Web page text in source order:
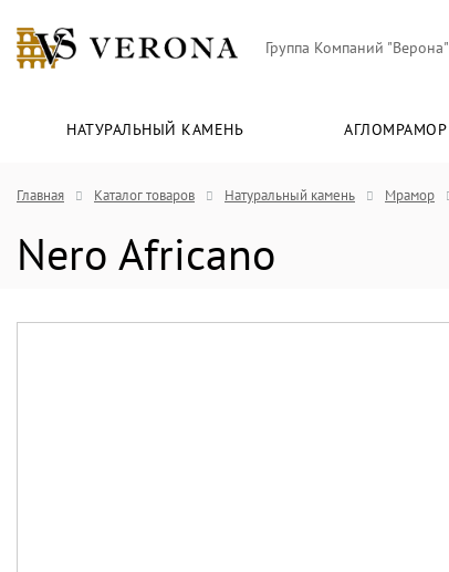
Группа Компаний "Верона"
НАТУРАЛЬНЫЙ КАМЕНЬ АГЛОМРАМОР
Главная Каталог товаров Натуральный камень Мрамор
Nero Africano